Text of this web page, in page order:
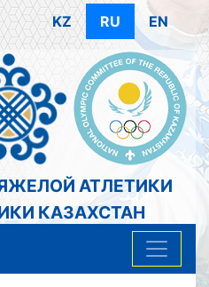
KZ RU EN
АТЛЕТИКИ
КАЗАХСТАН